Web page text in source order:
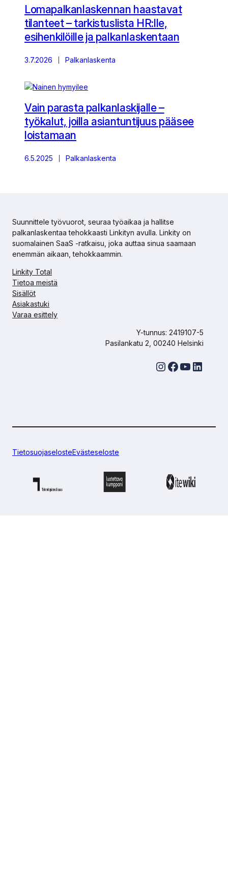
Lomapalkanlaskennan haastavat
tilanteet – tarkistuslista HR:lle,
esihenkilöille ja palkanlaskentaan
3.7.2026 Palkanlaskenta
Vain parasta palkanlaskijalle –
työkalut, joilla asiantuntijuus pääsee
loistamaan
6.5.2025 Palkanlaskenta
Suunnittele työvuorot, seuraa työaikaa ja hallitse
palkanlaskentaa tehokkaasti Linkityn avulla. Linkity on
suomalainen SaaS -ratkaisu, joka auttaa sinua saamaan
enemmän aikaan, tehokkaammin.
Linkity Total
Tietoa meistä
Sisällöt
Asiakastuki
Varaa esittely
Y-tunnus: 2419107-5
Pasilankatu 2, 00240 Helsinki
InstagramFacebook YouTube LinkedIn
TietosuojaselosteEvästeseloste